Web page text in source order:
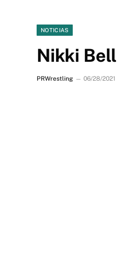
NOTICIAS
Nikki
PRWrestling 06/28/2021